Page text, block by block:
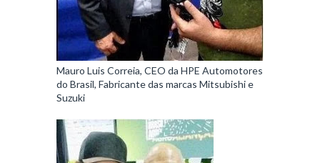
Mauro Luis Correia, CEO da HPE Automotores
do Brasil, Fabricante das marcas Mitsubishi e
Suzuki